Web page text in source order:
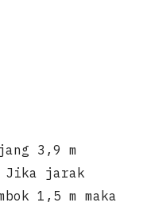
3,9 m
Jika jarak
1,5 m maka